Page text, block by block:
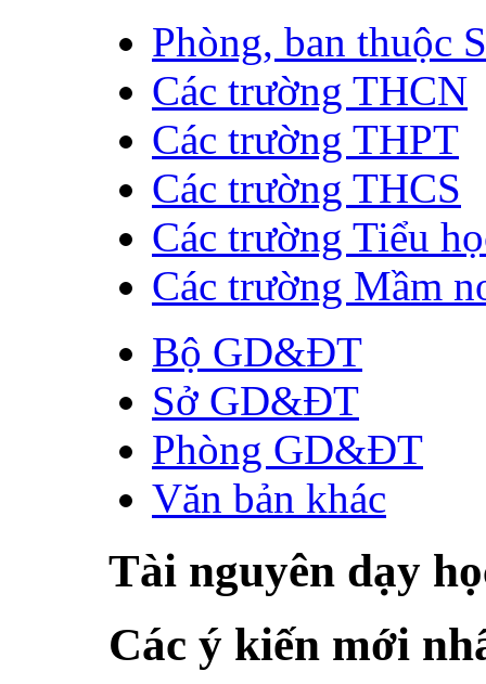
Phòng, ban thuộc
Các trường THCN
Các trường THPT
Các trường THCS
Các trường Tiểu
Các trường Mầm
Bộ GD&ĐT
Sở GD&ĐT
Phòng GD&ĐT
Văn bản khác
Tài nguyên dạy
Các ý kiến mới